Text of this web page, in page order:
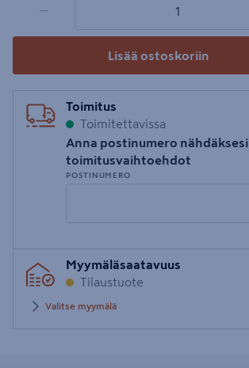
−
Lisää ostoskoriin
Toimitus
Toimitettavissa
Anna postinumero nähdäksesi
toimitusvaihtoehdot
POSTINUMERO
postinumero
Myymäläsaatavuus
Tilaustuote
Valitse myymälä